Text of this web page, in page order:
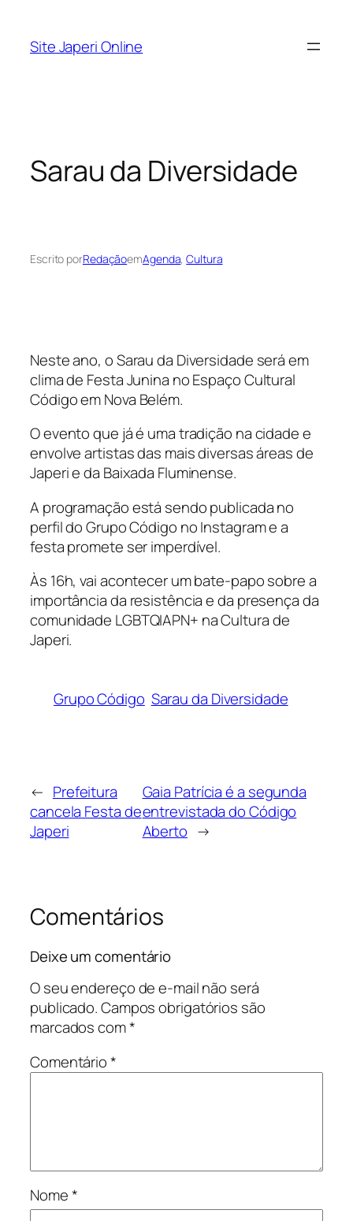
Site Japeri Online
Sarau da Diversidade
Escrito porRedaçãoemAgenda, Cultura
Neste ano, o Sarau da Diversidade será em
clima de Festa Junina no Espaço Cultural
Código em Nova Belém.
O evento que já é uma tradição na cidade e
envolve artistas das mais diversas áreas de
Japeri e da Baixada Fluminense.
A programação está sendo publicada no
perfil do Grupo Código no Instagram e a
festa promete ser imperdível.
Às 16h, vai acontecer um bate-papo sobre a
importância da resistência e da presença da
comunidade LGBTQIAPN+ na Cultura de
Japeri.
Grupo Código Sarau da Diversidade
← Prefeitura
cancela Festa de
Japeri
Gaia Patrícia é a segunda
entrevistada do Código
Aberto →
Comentários
Deixe um comentário
O seu endereço de e-mail não será
publicado.Campos obrigatórios são
marcados com*
Comentário*
Nome*